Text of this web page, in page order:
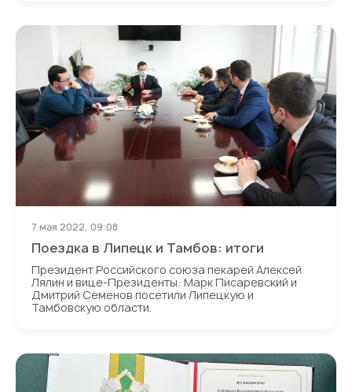
Поездка в Липецк и Тамбов: итоги
7 мая 2022, 09:08
Президент Российского союза пекарей Алексей
Лялин и вице-Президенты: Марк Писаревский и
Дмитрий Семенов посетили Липецкую и
Тамбовскую области.